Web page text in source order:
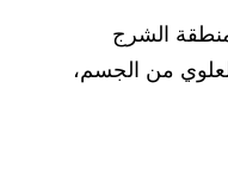
الشرج
من الجسم،